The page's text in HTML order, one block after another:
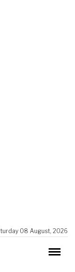
08 August, 2026